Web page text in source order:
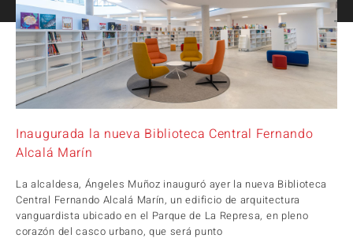
Inaugurada la nueva Biblioteca Central Fernando
Alcalá Marín
La alcaldesa, Ángeles Muñoz inauguró ayer la nueva Biblioteca
Central Fernando Alcalá Marín, un edificio de arquitectura
vanguardista ubicado en el Parque de La Represa, en pleno
corazón del casco urbano, que será punto